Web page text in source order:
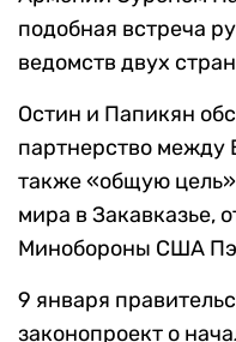
подобная встреча
ведомств двух
Остин и Папикян
партнерство между
также «общую
мира в Закавказье,
Минобороны США
9 января
законопроект о